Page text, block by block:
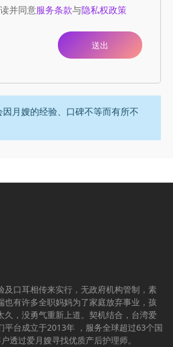
并同意服务条款与隐私权政策
因月嫂的经验、口碑不等而有所不
及口耳相传来实行，无政府机构管制，素
也有许多全职妈妈为了家庭放弃事业，孩
久，没勇气重新上道。契机结合，台湾爱
平台成立于2013年 ，服务全球超过63个国
透过爱月嫂寻找优质产后护理师。